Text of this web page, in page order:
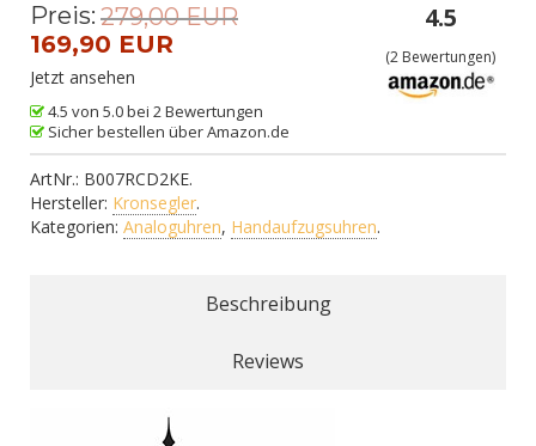
Preis: 279,00 EUR
169,90 EUR
Jetzt ansehen
4.5 von 5.0 bei 2 Bewertungen
Sicher bestellen über Amazon.de
4.5
(2 Bewertungen)
ArtNr.: B007RCD2KE.
Hersteller: Kronsegler.
Kategorien: Analoguhren, Handaufzugsuhren.
Beschreibung
Reviews